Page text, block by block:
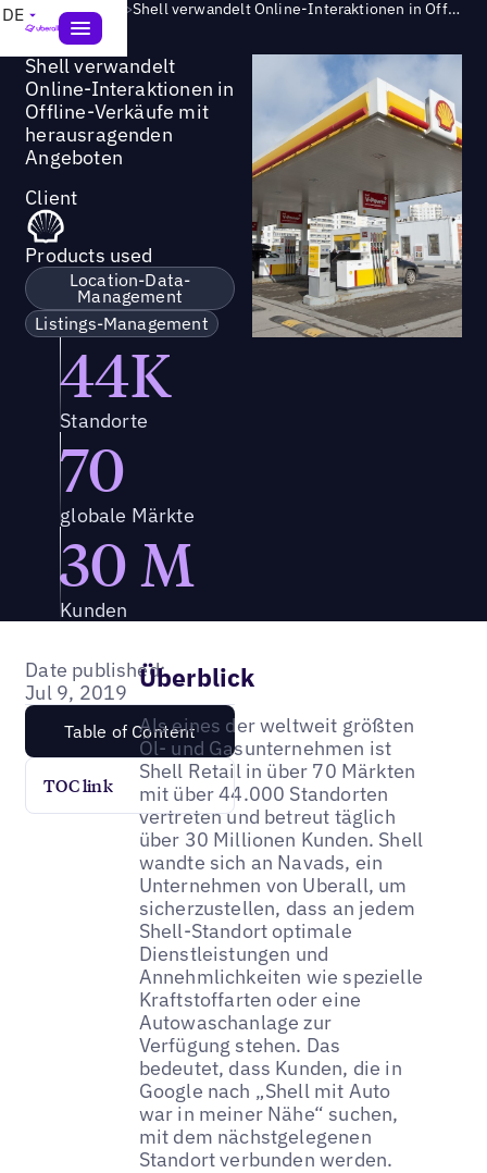
DE Success Story > Shell verwandelt Online-Interaktionen in Offline-Verkäufe mit herausragenden Angeboten
Shell verwandelt
Online-Interaktionen in
Offline-Verkäufe mit
herausragenden
Angeboten
Client
Products used
Location-Data-
Management
Listings-Management
44K
Standorte
70
globale Märkte
30 M
Kunden
Date published:
Jul 9, 2019
Table of Content
TOC link
Überblick
Als eines der weltweit größten
Öl- und Gasunternehmen ist
Shell Retail in über 70 Märkten
mit über 44.000 Standorten
vertreten und betreut täglich
über 30 Millionen Kunden. Shell
wandte sich an Navads, ein
Unternehmen von Uberall, um
sicherzustellen, dass an jedem
Shell-Standort optimale
Dienstleistungen und
Annehmlichkeiten wie spezielle
Kraftstoffarten oder eine
Autowaschanlage zur
Verfügung stehen. Das
bedeutet, dass Kunden, die in
Google nach „Shell mit Auto
war in meiner Nähe“ suchen,
mit dem nächstgelegenen
Standort verbunden werden.